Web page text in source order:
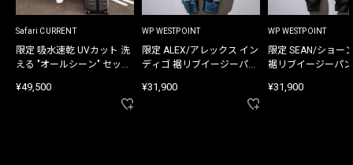
Safari CURRENT
限定 吸水速乾 UVカット 洗
える "オールシーン" セット
¥49,500
WP WESTPOINT
限定 ALEX/アレックス イン
ディゴ 裾リブイージーパン
¥31,900
WP WESTPOINT
限定 SEAN/ショー
裾リブイージーパ
¥31,900